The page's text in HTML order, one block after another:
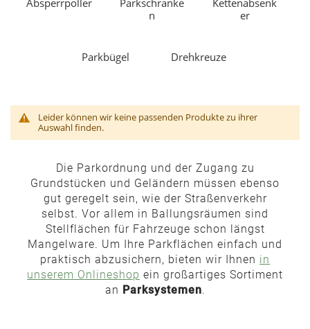
Absperrpoller
Parkschranke
n
Kettenabsenk
er
Parkbügel Drehkreuze
Leider können wir keine passenden Produkte zu ihrer
Auswahl finden.
Die Parkordnung und der Zugang zu
Grundstücken und Geländern müssen ebenso
gut geregelt sein, wie der Straßenverkehr
selbst. Vor allem in Ballungsräumen sind
Stellflächen für Fahrzeuge schon längst
Mangelware. Um Ihre Parkflächen einfach und
praktisch abzusichern, bieten wir Ihnen in
unserem Onlineshop ein großartiges Sortiment
an Parksystemen.